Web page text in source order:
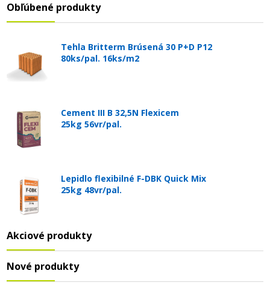
Obľúbené produkty
Tehla Britterm Brúsená 30 P+D P12
80ks/pal. 16ks/m2
Cement III B 32,5N Flexicem
25kg 56vr/pal.
Lepidlo flexibilné F-DBK Quick Mix
25kg 48vr/pal.
Akciové produkty
Nové produkty